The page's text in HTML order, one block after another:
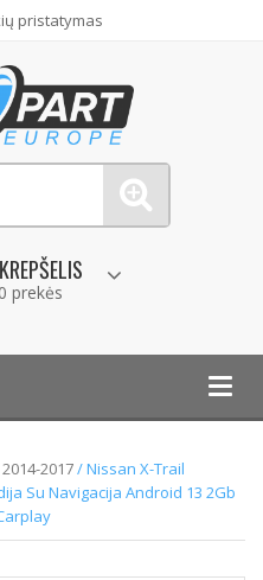
pristatymas
0 prekės
2017/ Nissan X-Trail
Su Navigacija Android 13 2Gb